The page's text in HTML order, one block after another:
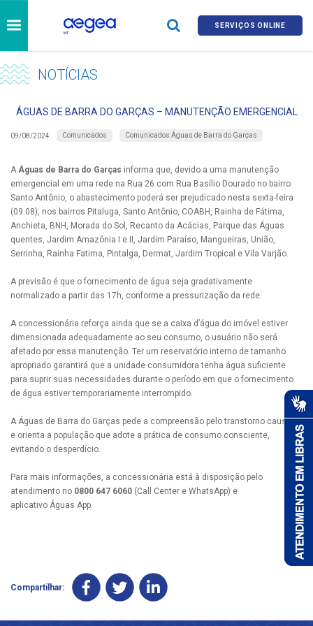
SERVIÇOS ONLINE
NOTÍCIAS
ÁGUAS DE BARRA DO GARÇAS – MANUTENÇÃO EMERGENCIAL
09/08/2024 Comunicados Comunicados Águas de Barra do Garças
A Águas de Barra do Garças informa que, devido a uma manutenção
emergencial em uma rede na Rua 26 com Rua Basílio Dourado no bairro
Santo Antônio, o abastecimento poderá ser prejudicado nesta sexta-feira
(09.08), nos bairros Pitaluga, Santo Antônio, COABH, Rainha de Fátima,
Anchieta, BNH, Morada do Sol, Recanto da Acácias, Parque das Águas
quentes, Jardim Amazônia I e II, Jardim Paraíso, Mangueiras, União,
Serrinha, Rainha Fatima, Pintalga, Dermat, Jardim Tropical e Vila Varjão.
A previsão é que o fornecimento de água seja gradativamente
normalizado a partir das 17h, conforme a pressurização da rede.
A concessionária reforça ainda que se a caixa d’água do imóvel estiver
dimensionada adequadamente ao seu consumo, o usuário não será
afetado por essa manutenção. Ter um reservatório interno de tamanho
apropriado garantirá que a unidade consumidora tenha água suficiente
para suprir suas necessidades durante o período em que o fornecimento
de água estiver temporariamente interrompido.
A Águas de Barra do Garças pede a compreensão pelo transtorno causado
e orienta a população que adote a prática de consumo consciente,
evitando o desperdício.
Para mais informações, a concessionária está à disposição pelo
atendimento no 0800 647 6060 (Call Center e WhatsApp) e
aplicativo Águas App.
Compartilhar: